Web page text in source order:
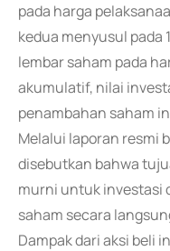
pada harga
kedua menyusul pada
lembar saham pada
akumulatif, nilai
penambahan saham
Melalui laporan resmi
disebutkan bahwa
murni untuk investasi
saham secara
Dampak dari aksi beli